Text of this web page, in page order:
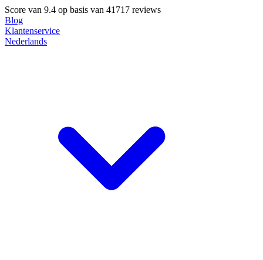
Score van 9.4 op basis van 41717 reviews
Blog
Klantenservice
Nederlands